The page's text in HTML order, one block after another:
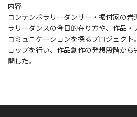
内容
コンテンポラリーダンサー・振付家の
ラリーダンスの今日的在り方や、作品・
コミュニケーションを探るプロジェク
ョップを行い、作品創作の発想段階か
開した。